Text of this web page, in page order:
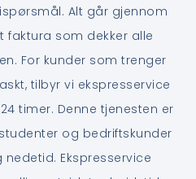
Alt går gjennom
faktura som dekker alle
For kunder som trenger
tilbyr vi ekspresservice
timer. Denne tjenesten er
og bedriftskunder
Ekspresservice